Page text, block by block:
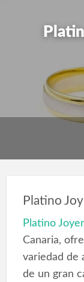
Platino
Platino
Canaria,
variedad de
de un gran